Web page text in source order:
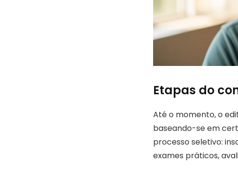
Etapas do
Até o momento, o
baseando-se em
processo seletivo:
exames práticos,